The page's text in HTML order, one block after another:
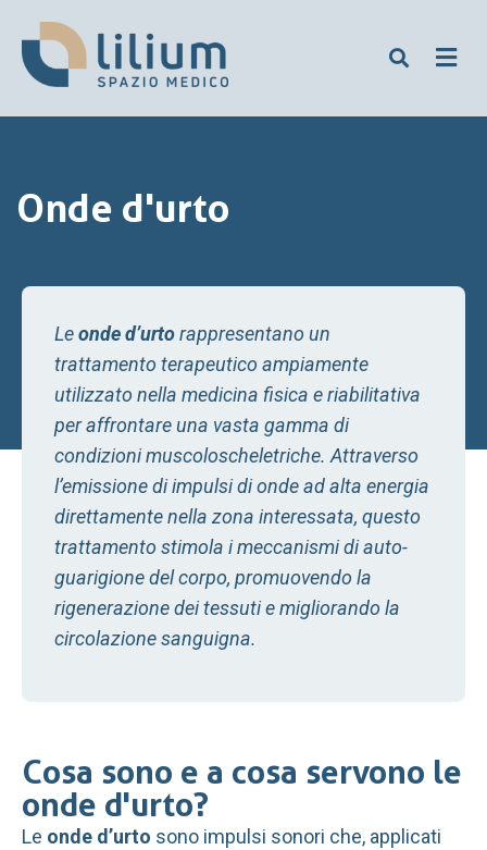
Onde d'urto
Leonde d’urtorappresentano un
trattamento terapeutico ampiamente
utilizzato nella medicina fisica e riabilitativa
per affrontare una vasta gamma di
condizioni muscoloscheletriche. Attraverso
l’emissione di impulsi di onde ad alta energia
direttamente nella zona interessata, questo
trattamento stimola i meccanismi di auto-
guarigione del corpo, promuovendo la
rigenerazione dei tessuti e migliorando la
circolazione sanguigna.
Cosa sono e a cosa servono le
onde d'urto?
Le onde d’urto sono impulsi sonori che, applicati